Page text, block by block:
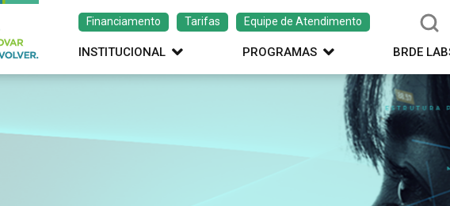
Financiamento Tarifas Equipe de Atendimento
INSTITUCIONAL PROGRAMAS BRDE